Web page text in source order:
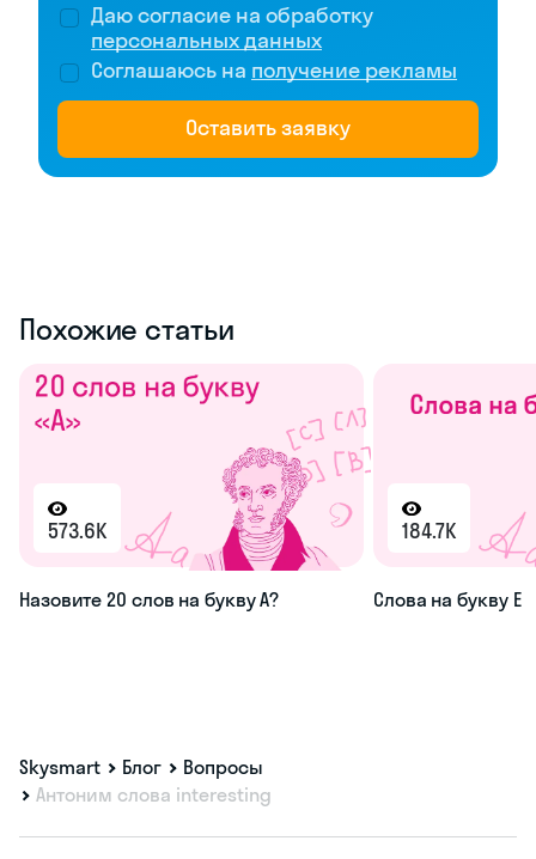
Даю согласие на обработку
персональных данных
Соглашаюсь на получение рекламы
Оставить заявку
Похожие статьи
573.6K
Назовите 20 слов на букву А?
184.7K
Слова на букву Е
Skysmart Блог
Вопросы
Антоним слова interesting